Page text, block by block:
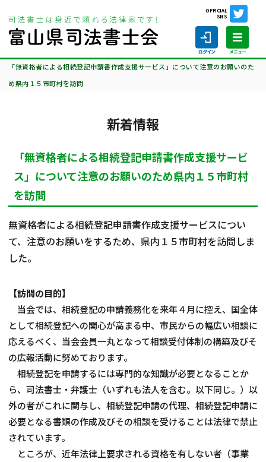
OFFICIAL
SNS
相談会情報・お知らせ
新着情報
「無資格者による相続登記申請書作成支援サービス」について注意のお願いのた
め県内１５市町村を訪問
新着情報
「無資格者による相続登記申請書作成支援サービ
ス」について注意のお願いのため県内１５市町村
を訪問
無資格者による相続登記申請書作成支援サービスについ
て、注意のお願いをするため、県内１５市町村を訪問しま
した。
【訪問の目的】
当会では、相続登記の申請義務化を来年４月に控え、国全体
として相続登記への関心が高まる中、市民からの幅広い相談に
応えるべく、当会会員一丸となって相談受付体制の構築及びそ
の広報活動に努めております。
相続登記を申請するには専門的な知識が必要となることか
ら、司法書士・弁護士（いずれも法人を含む。以下同じ。）以
外の者がこれに関与し、相続登記申請の代理、相続登記申請に
必要となる書類の作成及びその相談を受けることは法律で禁止
されています。
ところが、近年法律上要求される資格を有しない者（事業
ホーム
司法書士の仕事
司法書士に相談する
当会について
交通アクセス
サイトマップ